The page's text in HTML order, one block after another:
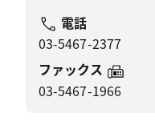
電話
03-5467-2377
ファックス
03-5467-1966